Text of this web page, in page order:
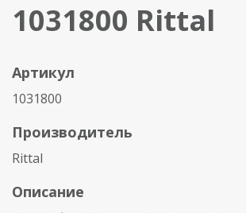
1031800 Rittal
Артикул
1031800
Производитель
Rittal
Описание